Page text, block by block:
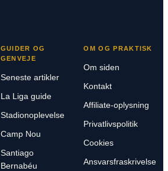
GUIDER OG
GENVEJE
Seneste artikler
La Liga guide
Stadionoplevelse
Camp Nou
Santiago
Bernabéu
OM OG PRAKTISK
Om siden
Kontakt
Affiliate-oplysning
Privatlivspolitik
Cookies
Ansvarsfraskrivelse